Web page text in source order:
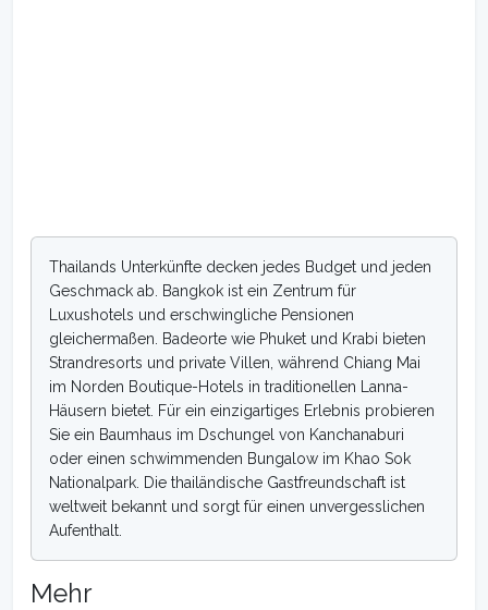
Thailands Unterkünfte decken jedes Budget und jeden
Geschmack ab. Bangkok ist ein Zentrum für
Luxushotels und erschwingliche Pensionen
gleichermaßen. Badeorte wie Phuket und Krabi bieten
Strandresorts und private Villen, während Chiang Mai
im Norden Boutique-Hotels in traditionellen Lanna-
Häusern bietet. Für ein einzigartiges Erlebnis probieren
Sie ein Baumhaus im Dschungel von Kanchanaburi
oder einen schwimmenden Bungalow im Khao Sok
Nationalpark. Die thailändische Gastfreundschaft ist
weltweit bekannt und sorgt für einen unvergesslichen
Aufenthalt.
Mehr